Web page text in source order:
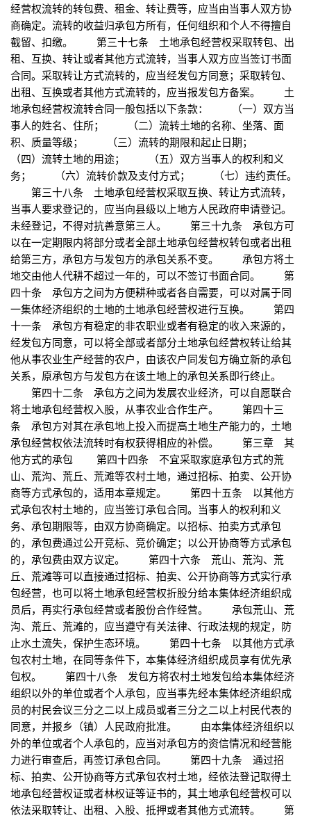
经营权流转的转包费、租金、转让费等，应当由当事人双方协
商确定。流转的收益归承包方所有，任何组织和个人不得擅自
截留、扣缴。 第三十七条 土地承包经营权采取转包、出
租、互换、转让或者其他方式流转，当事人双方应当签订书面
合同。采取转让方式流转的，应当经发包方同意；采取转包、
出租、互换或者其他方式流转的，应当报发包方备案。 土
地承包经营权流转合同一般包括以下条款： （一）双方当
事人的姓名、住所； （二）流转土地的名称、坐落、面
积、质量等级； （三）流转的期限和起止日期；
（四）流转土地的用途； （五）双方当事人的权利和义
务； （六）流转价款及支付方式； （七）违约责任。
第三十八条 土地承包经营权采取互换、转让方式流转，
当事人要求登记的，应当向县级以上地方人民政府申请登记。
未经登记，不得对抗善意第三人。 第三十九条 承包方可
以在一定期限内将部分或者全部土地承包经营权转包或者出租
给第三方，承包方与发包方的承包关系不变。 承包方将土
地交由他人代耕不超过一年的，可以不签订书面合同。 第
四十条 承包方之间为方便耕种或者各自需要，可以对属于同
一集体经济组织的土地的土地承包经营权进行互换。 第四
十一条 承包方有稳定的非农职业或者有稳定的收入来源的，
经发包方同意，可以将全部或者部分土地承包经营权转让给其
他从事农业生产经营的农户，由该农户同发包方确立新的承包
关系，原承包方与发包方在该土地上的承包关系即行终止。
第四十二条 承包方之间为发展农业经济，可以自愿联合
将土地承包经营权入股，从事农业合作生产。 第四十三
条 承包方对其在承包地上投入而提高土地生产能力的，土地
承包经营权依法流转时有权获得相应的补偿。 第三章 其
他方式的承包 第四十四条 不宜采取家庭承包方式的荒
山、荒沟、荒丘、荒滩等农村土地，通过招标、拍卖、公开协
商等方式承包的，适用本章规定。 第四十五条 以其他方
式承包农村土地的，应当签订承包合同。当事人的权利和义
务、承包期限等，由双方协商确定。以招标、拍卖方式承包
的，承包费通过公开竞标、竞价确定；以公开协商等方式承包
的，承包费由双方议定。 第四十六条 荒山、荒沟、荒
丘、荒滩等可以直接通过招标、拍卖、公开协商等方式实行承
包经营，也可以将土地承包经营权折股分给本集体经济组织成
员后，再实行承包经营或者股份合作经营。 承包荒山、荒
沟、荒丘、荒滩的，应当遵守有关法律、行政法规的规定，防
止水土流失，保护生态环境。 第四十七条 以其他方式承
包农村土地，在同等条件下，本集体经济组织成员享有优先承
包权。 第四十八条 发包方将农村土地发包给本集体经济
组织以外的单位或者个人承包，应当事先经本集体经济组织成
员的村民会议三分之二以上成员或者三分之二以上村民代表的
同意，并报乡（镇）人民政府批准。 由本集体经济组织以
外的单位或者个人承包的，应当对承包方的资信情况和经营能
力进行审查后，再签订承包合同。 第四十九条 通过招
标、拍卖、公开协商等方式承包农村土地，经依法登记取得土
地承包经营权证或者林权证等证书的，其土地承包经营权可以
依法采取转让、出租、入股、抵押或者其他方式流转。 第